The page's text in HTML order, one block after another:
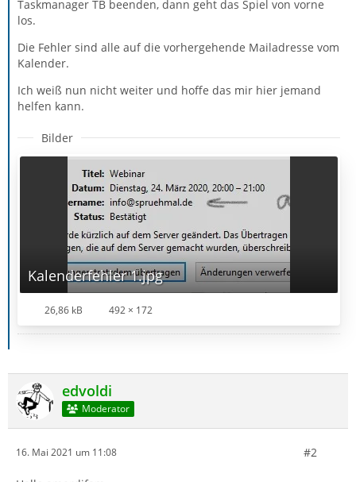
Taskmanager TB beenden, dann geht das Spiel von vorne
los.
Die Fehler sind alle auf die vorhergehende Mailadresse vom
Kalender.
Ich weiß nun nicht weiter und hoffe das mir hier jemand
helfen kann.
Bilder
Kalenderfehler 1.jpg
26,86 kB 492 × 172
edvoldi
Moderator
16. Mai 2021 um 11:08 #2